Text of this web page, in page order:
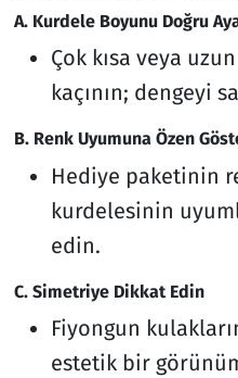
A. Kurdele Boyunu Doğru
Çok kısa veya
kaçının; dengeyi
B. Renk Uyumuna Özen
Hediye paketinin
kurdelesinin
edin.
C. Simetriye Dikkat Edin
Fiyongun
estetik bir